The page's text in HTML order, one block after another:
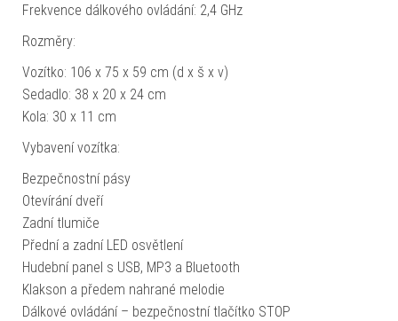
Frekvence dálkového ovládání: 2,4 GHz
Rozměry:
Vozítko: 106 x 75 x 59 cm (d x š x v)
Sedadlo: 38 x 20 x 24 cm
Kola: 30 x 11 cm
Vybavení vozítka:
Bezpečnostní pásy
Otevírání dveří
Zadní tlumiče
Přední a zadní LED osvětlení
Hudební panel s USB, MP3 a Bluetooth
Klakson a předem nahrané melodie
Dálkové ovládání – bezpečnostní tlačítko STOP